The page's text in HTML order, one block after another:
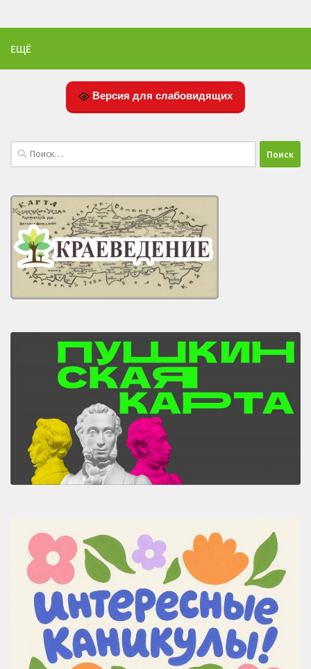
ЕЩЁ
Версия для слабовидящих
Найти: